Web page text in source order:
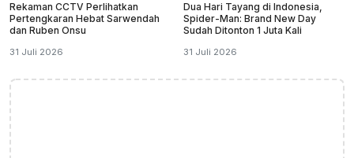
Rekaman CCTV Perlihatkan
Pertengkaran Hebat Sarwendah
dan Ruben Onsu
31 Juli 2026
Dua Hari Tayang di Indonesia,
Spider-Man: Brand New Day
Sudah Ditonton 1 Juta Kali
31 Juli 2026